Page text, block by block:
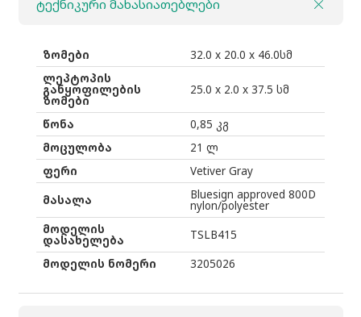
2
21ლ
მუქი
რუხი
ტექნიკური მახასიათებლები
ზომები
32.0 x 20.0 x 46.0სმ
ლეპტოპის
განყოფილების
ზომები
25.0 x 2.0 x 37.5 სმ
წონა
0,85 კგ
მოცულობა
21 ლ
ფერი
Vetiver Gray
მასალა
Bluesign approved 800D
nylon/polyester
მოდელის
დასახელება
TSLB415
მოდელის ნომერი
3205026